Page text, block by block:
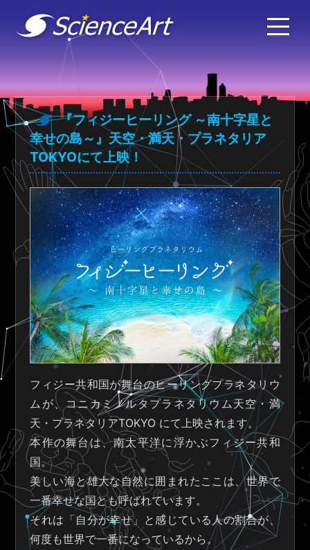
『フィジーヒーリング ～南十字星と
幸せの島～』天空・満天・プラネタリア
TOKYOにて上映！
フィジー共和国が舞台のヒーリングプラネタリウ
ムが、コニカミノルタプラネタリウム天空・満
天・プラネタリアTOKYO にて上映されます。
本作の舞台は、南太平洋に浮かぶフィジー共和
国。
美しい海と雄大な自然に囲まれたここは、世界で
一番幸せな国とも呼ばれています。
それは「自分が幸せ」と感じている人の割合が、
何度も世界で一番になっているから。